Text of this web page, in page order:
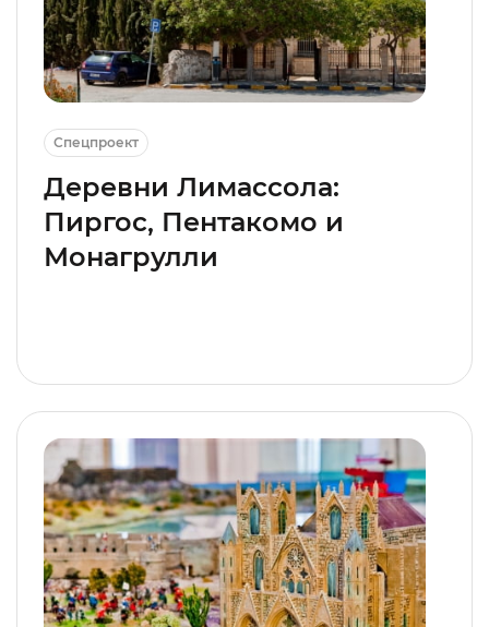
Спецпроект
Деревни Лимассола:
Пиргос, Пентакомо и
Монагрулли